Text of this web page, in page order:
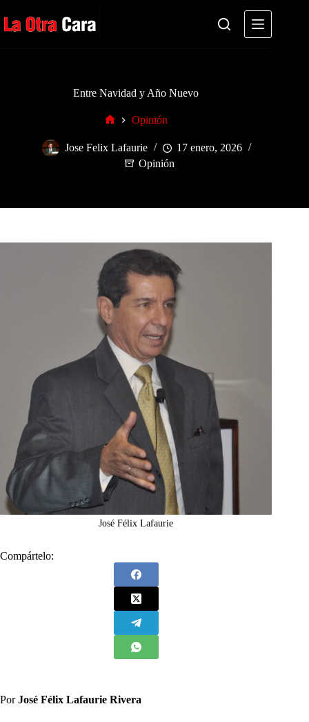
al
contenido
Entre Navidad y Año Nuevo
Opinión
Jose Felix Lafaurie
17 enero, 2026
Opinión
José Félix Lafaurie
Compártelo:
PorJosé Félix Lafaurie Rivera